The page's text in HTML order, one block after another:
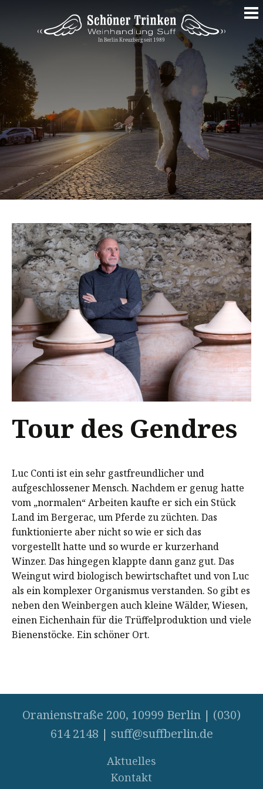
zum
Inhalt
Tour des Gendres
Luc Conti ist ein sehr gastfreundlicher und
aufgeschlossener Mensch. Nachdem er genug hatte
vom „normalen“ Arbeiten kaufte er sich ein Stück
Land im Bergerac, um Pferde zu züchten. Das
funktionierte aber nicht so wie er sich das
vorgestellt hatte und so wurde er kurzerhand
Winzer. Das hingegen klappte dann ganz gut. Das
Weingut wird biologisch bewirtschaftet und von Luc
als ein komplexer Organismus verstanden. So gibt es
neben den Weinbergen auch kleine Wälder, Wiesen,
einen Eichenhain für die Trüffelproduktion und viele
Bienenstöcke. Ein schöner Ort.
Oranienstraße 200, 10999 Berlin | (030)
614 2148 | suff@suffberlin.de
Aktuelles
Kontakt